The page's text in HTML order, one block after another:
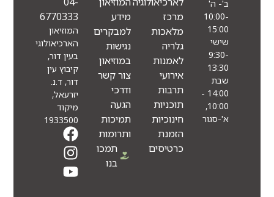
מרכז
מלאכות
גלריה
לאמנות
אירועי
תרבות
תוכניות
חינוכיות
מידע
למבקרים
נגישות
במוזיאון
צור קשר
ודרכי
הגעה
תמיכות
ותרומות
תמכו
6770333
המוזיאון
הארכיאולוגי
בעין דור,
קיבוץ עין
דור, ד.נ.
יזרעאל,
מיקוד
1933500